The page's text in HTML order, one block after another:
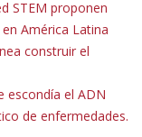
STEM proponen
América Latina
construir el
escondía el ADN
de enfermedades.